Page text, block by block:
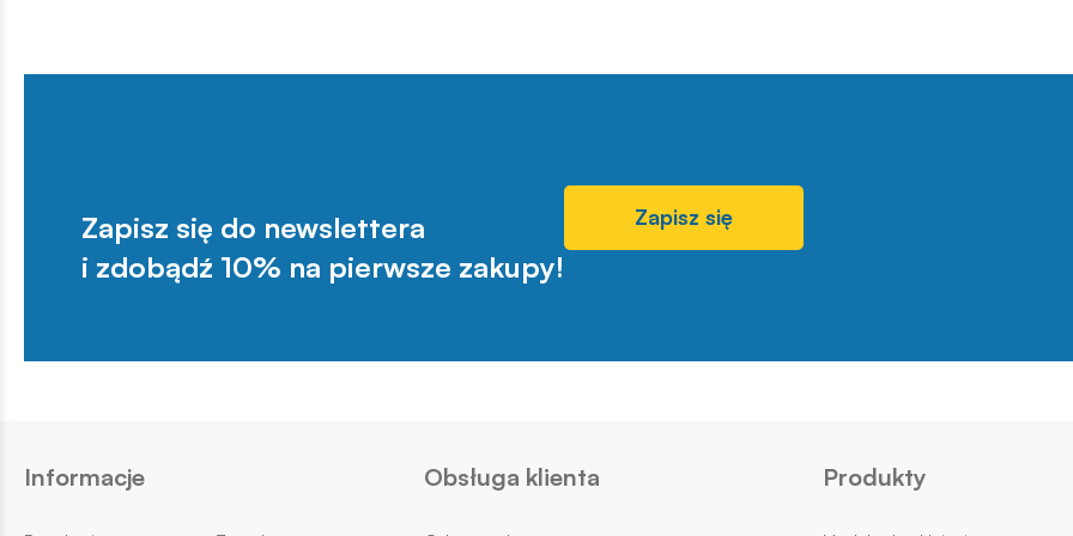
Zapisz się do newslettera
i zdobądź 10% na pierwsze zakupy!
Zapisz się
Informacje Obsługa klienta Produkty